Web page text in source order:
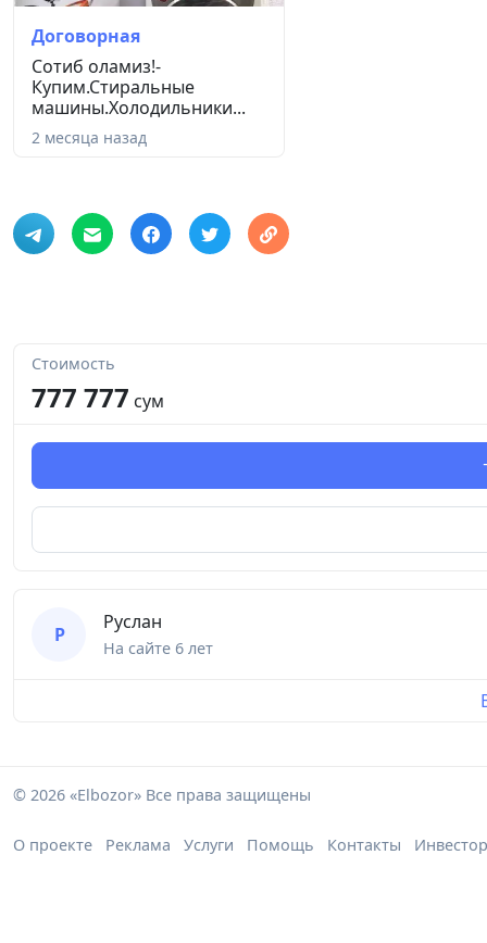
Договорная
Сотиб оламиз!-
Купим.Стиральные
машины.Холодильники...
2 месяца назад
Стоимость
777 777 сум
Р
Руслан
На сайте 6 лет
© 2026 «Elbozor» Все права защищены
О проекте Реклама Услуги Помощь Контакты